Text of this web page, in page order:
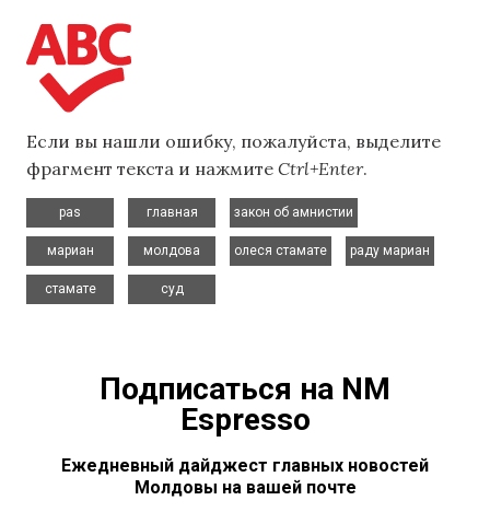
Если вы нашли ошибку, пожалуйста, выделите
фрагмент текста и нажмите Ctrl+Enter.
pas
главная
закон об амнистии
мариан
молдова
олеся стамате
раду мариан
стамате
суд
Подписаться на NM
Espresso
Ежедневный дайджест главных новостей
Молдовы на вашей почте